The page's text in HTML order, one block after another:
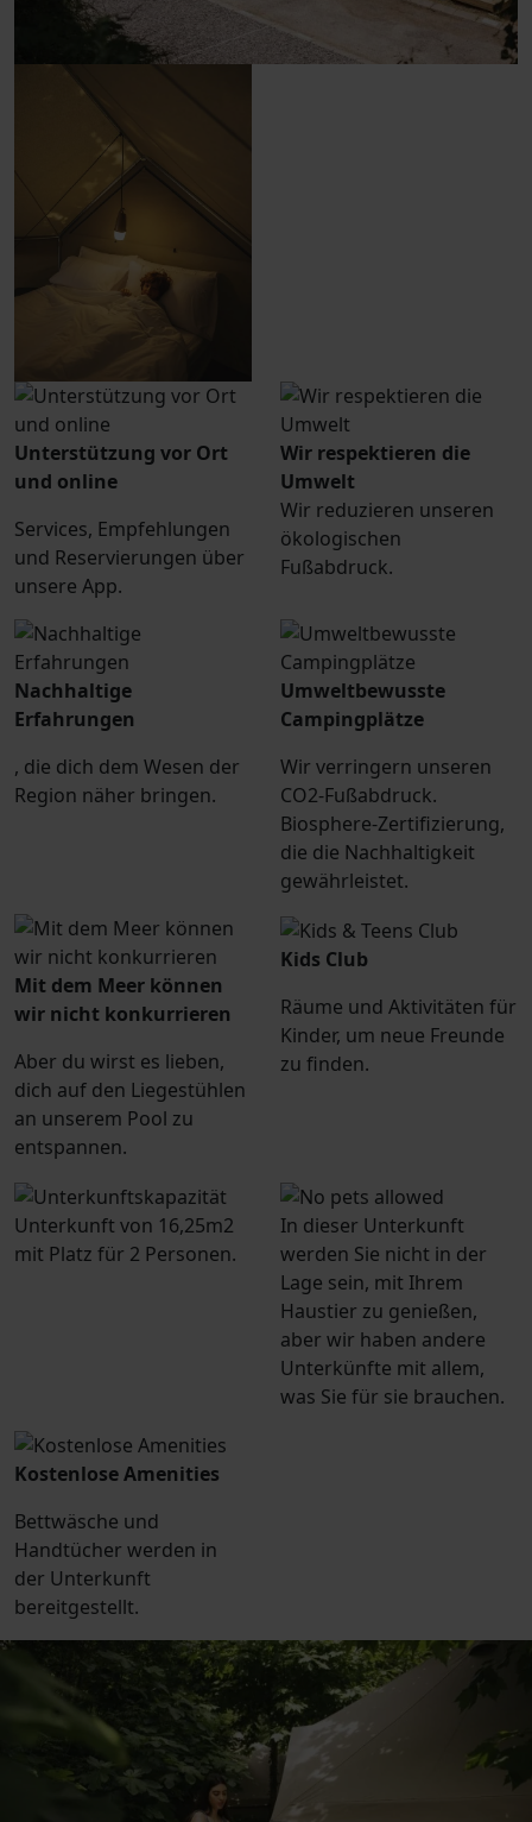
Unterstützung vor Ort
und online
Services, Empfehlungen
und Reservierungen über
unsere App.
Wir respektieren die
Umwelt
Wir reduzieren unseren
ökologischen
Fußabdruck.
Nachhaltige
Erfahrungen
, die dich dem Wesen der
Region näher bringen.
Umweltbewusste
Campingplätze
Wir verringern unseren
CO2-Fußabdruck.
Biosphere-Zertifizierung,
die die Nachhaltigkeit
gewährleistet.
Mit dem Meer können
wir nicht konkurrieren
Aber du wirst es lieben,
dich auf den Liegestühlen
an unserem Pool zu
entspannen.
Kids Club
Räume und Aktivitäten für
Kinder, um neue Freunde
zu finden.
Unterkunft von 16,25m2
mit Platz für 2 Personen.
In dieser Unterkunft
werden Sie nicht in der
Lage sein, mit Ihrem
Haustier zu genießen,
aber wir haben andere
Unterkünfte mit allem,
was Sie für sie brauchen.
Kostenlose Amenities
Bettwäsche und
Handtücher werden in
der Unterkunft
bereitgestellt.